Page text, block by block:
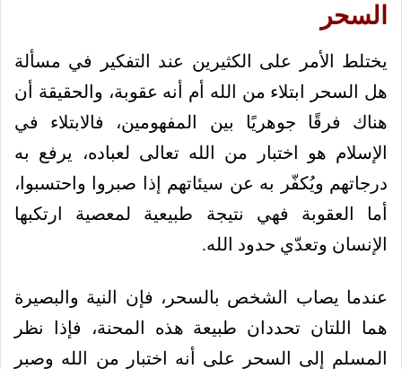
السحر
يختلط الأمر على الكثيرين عند التفكير في مسألة
هل السحر ابتلاء من الله أم أنه عقوبة، والحقيقة أن
هناك فرقًا جوهريًا بين المفهومين، فالابتلاء في
الإسلام هو اختبار من الله تعالى لعباده، يرفع به
درجاتهم ويُكفّر به عن سيئاتهم إذا صبروا واحتسبوا،
أما العقوبة فهي نتيجة طبيعية لمعصية ارتكبها
الإنسان وتعدّي حدود الله.
عندما يصاب الشخص بالسحر، فإن النية والبصيرة
هما اللتان تحددان طبيعة هذه المحنة، فإذا نظر
المسلم إلى السحر على أنه اختبار من الله وصبر